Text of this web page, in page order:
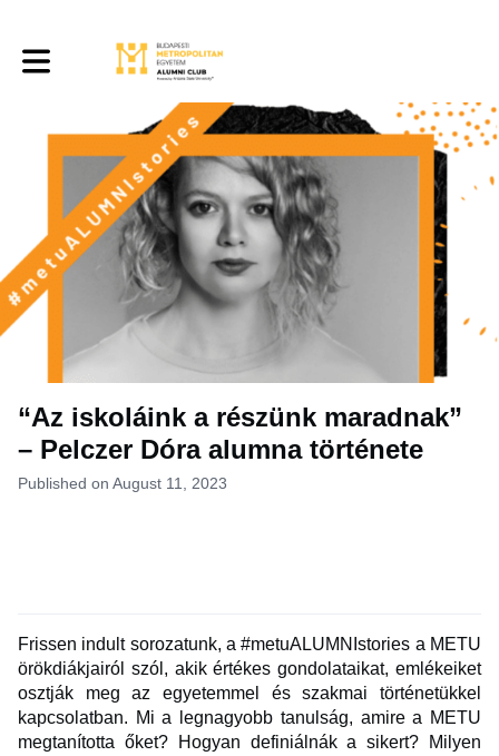
Toggle main navigation
“Az iskoláink a részünk maradnak”
– Pelczer Dóra alumna története
Published on August 11, 2023
Frissen indult sorozatunk, a #metuALUMNIstories a METU
örökdiákjairól szól, akik értékes gondolataikat, emlékeiket
osztják meg az egyetemmel és szakmai történetükkel
kapcsolatban. Mi a legnagyobb tanulság, amire a METU
megtanította őket? Hogyan definiálnák a sikert? Milyen